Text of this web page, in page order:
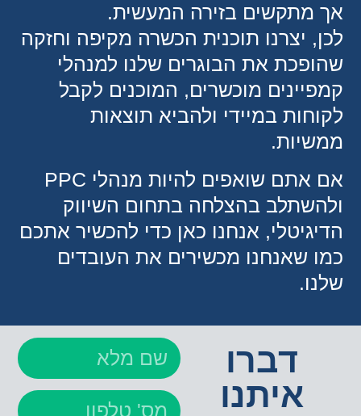
מתקשים בזירה המעשית.
יצרנו תוכנית הכשרה מקיפה וחזקה
את הבוגרים שלנו למנהלי
מוכשרים, המוכנים לקבל
במיידי ולהביא תוצאות
אם אתם שואפים להיות מנהלי PPC
בהצלחה בתחום השיווק
אנחנו כאן כדי להכשיר אתכם
שאנחנו מכשירים את העובדים
דברו
איתנו